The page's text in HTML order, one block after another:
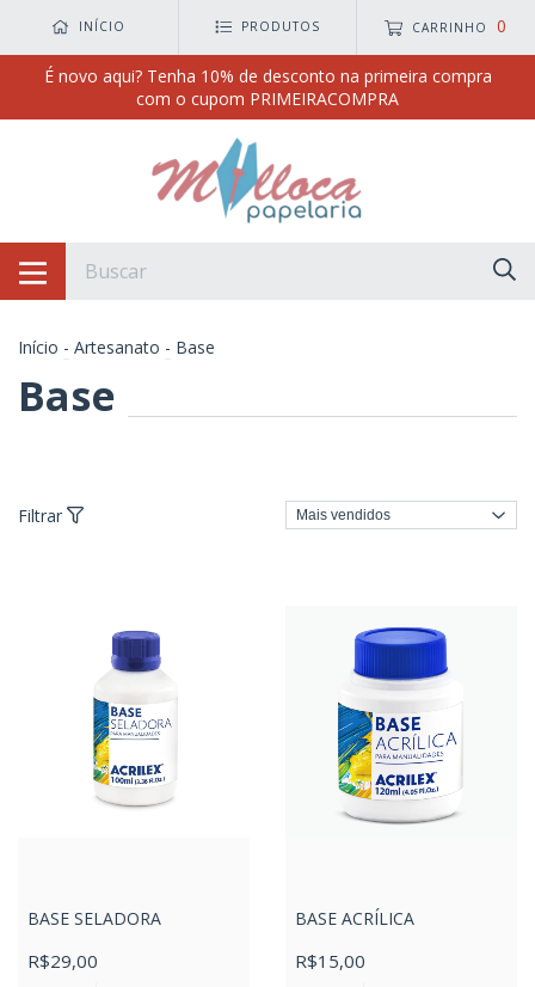
INÍCIO PRODUTOS CARRINHO 0
É novo aqui? Tenha 10% de desconto na primeira compra
com o cupom PRIMEIRACOMPRA
Início - Artesanato - Base
Base
Filtrar
BASE SELADORA
R$29,00
BASE ACRÍLICA
R$15,00